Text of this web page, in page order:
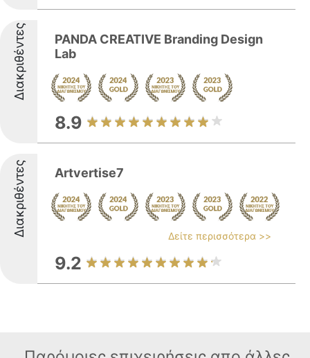
Διακριθέντες
PANDA CREATIVE Branding Design
Lab
8.9
Διακριθέντες Artvertise7
Δείτε περισσότερα >>
9.2